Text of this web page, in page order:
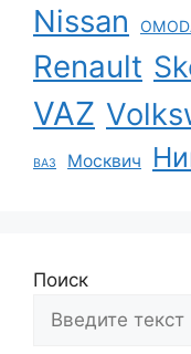
Nissan
Renault
VAZ
ВАЗ Москвич
Поиск